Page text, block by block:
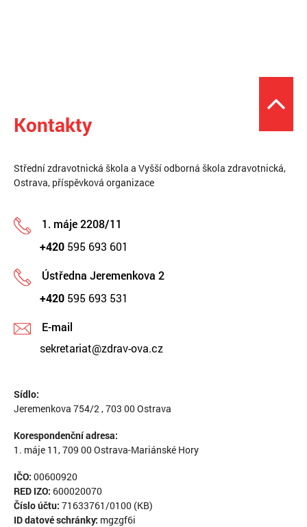
Kontakty
Střední zdravotnická škola a Vyšší odborná škola zdravotnická,
Ostrava, příspěvková organizace
1. máje 2208/11
+420 595 693 601
Ústředna Jeremenkova 2
+420 595 693 531
E-mail
sekretariat@zdrav-ova.cz
Sídlo:
Jeremenkova 754/2 , 703 00 Ostrava
Korespondenční adresa:
1. máje 11, 709 00 Ostrava-Mariánské Hory
IČO: 00600920
RED IZO: 600020070
Číslo účtu: 71633761/0100 (KB)
ID datové schránky: mgzgf6i